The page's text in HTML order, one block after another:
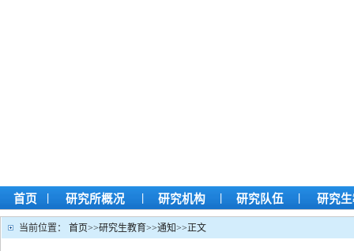
首页 | 研究所概况 | 研究机构 | 研究队伍 | 研究
当前位置： 首页>>研究生教育>>通知>>正文